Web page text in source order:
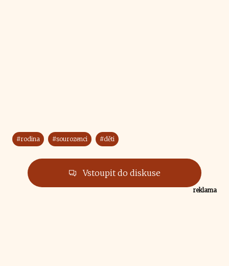
#rodina #sourozenci #děti
Vstoupit do diskuse
reklama